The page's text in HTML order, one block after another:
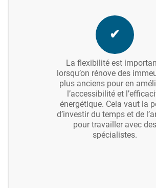
✔
La flexibilité est
lorsqu’on rénove des
plus anciens pour en
l’accessibilité et
énergétique. Cela vaut la
d’investir du temps et de
pour travailler avec des
spécialistes.